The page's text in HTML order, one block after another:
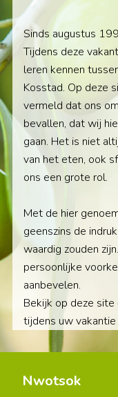
Sinds augustus
Tijdens deze
leren kennen
Kosstad. Op deze
vermeld dat ons
bevallen, dat wij
gaan. Het is niet
van het eten, ook
ons een grote rol.
Met de hier
geenszins de
waardig zouden
persoonlijke
aanbevelen.
Bekijk op deze site
tijdens uw
Nwotsok